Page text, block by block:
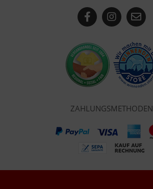
ZAHLUNGSMETHODEN